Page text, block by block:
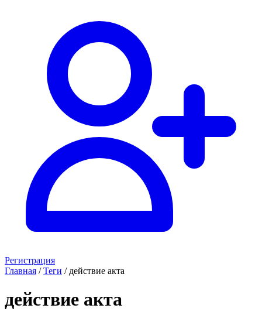
Регистрация
Главная / Теги / действие акта
действие акта